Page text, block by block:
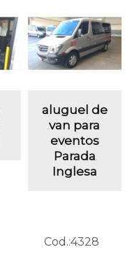
aluguel de
van para
eventos
Parada
Inglesa
Cod.:4328